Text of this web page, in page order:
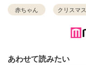
赤ちゃん クリスマス
あわせて読みたい